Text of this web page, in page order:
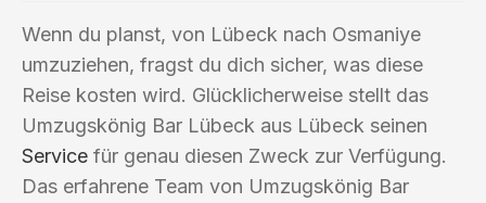
Wenn du planst, von Lübeck nach Osmaniye
umzuziehen, fragst du dich sicher, was diese
Reise kosten wird. Glücklicherweise stellt das
Umzugskönig Bar Lübeck aus Lübeck seinen
Service für genau diesen Zweck zur Verfügung.
Das erfahrene Team von Umzugskönig Bar